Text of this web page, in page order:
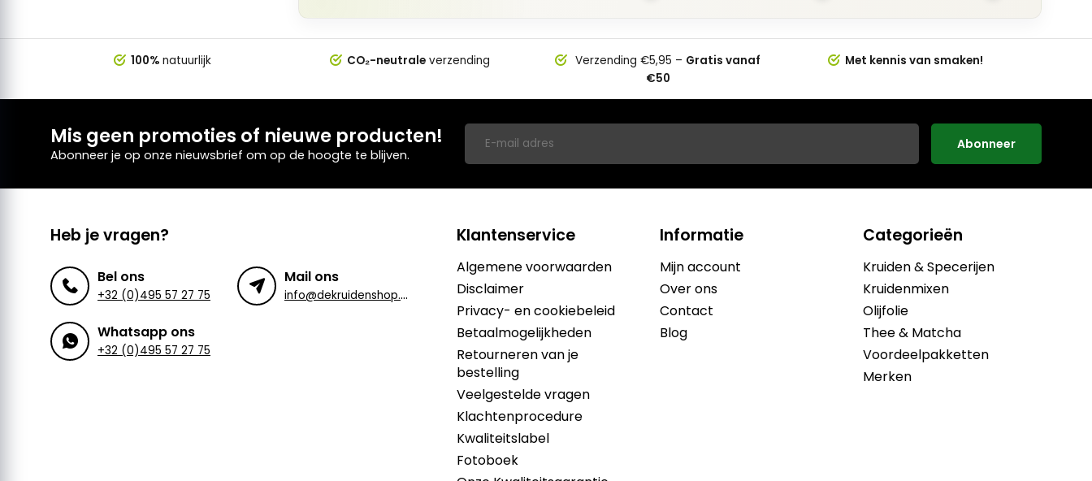
100%natuurlijk CO₂-neutrale verzending Verzending €5,95 – Gratis vanaf
€50
Met kennis van smaken!
Mis geen promoties of nieuwe producten!
Abonneer je op onze nieuwsbrief om op de hoogte te blijven.
Abonneer
Heb je vragen?
Bel ons
+32 (0)495 57 27 75
Mail ons
i
nfo@dekruidenshop.be
Whatsapp ons
+32 (0)495 57 27 75
Klantenservice
Algemene voorwaarden
Disclaimer
Privacy- en cookiebeleid
Betaalmogelijkheden
Retourneren van je
bestelling
Veelgestelde vragen
Klachtenprocedure
Kwaliteitslabel
Fotoboek
Informatie
Mijn account
Over ons
Contact
Blog
Categorieën
Kruiden & Specerijen
Kruidenmixen
Olijfolie
Thee & Matcha
Voordeelpakketten
Merken